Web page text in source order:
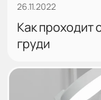
26.11.2022
Как проходит
груди